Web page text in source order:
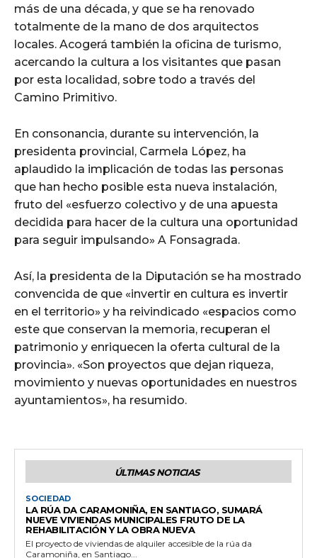
más de una década, y que se ha renovado
totalmente de la mano de dos arquitectos
locales. Acogerá también la oficina de turismo,
acercando la cultura a los visitantes que pasan
por esta localidad, sobre todo a través del
Camino Primitivo.
En consonancia, durante su intervención, la
presidenta provincial, Carmela López, ha
aplaudido la implicación de todas las personas
que han hecho posible esta nueva instalación,
fruto del «esfuerzo colectivo y de una apuesta
decidida para hacer de la cultura una oportunidad
para seguir impulsando» A Fonsagrada.
Así, la presidenta de la Diputación se ha mostrado
convencida de que «invertir en cultura es invertir
en el territorio» y ha reivindicado «espacios como
este que conservan la memoria, recuperan el
patrimonio y enriquecen la oferta cultural de la
provincia». «Son proyectos que dejan riqueza,
movimiento y nuevas oportunidades en nuestros
ayuntamientos», ha resumido.
ÚLTIMAS NOTICIAS
SOCIEDAD
LA RÚA DA CARAMONIÑA, EN SANTIAGO, SUMARÁ
NUEVE VIVIENDAS MUNICIPALES FRUTO DE LA
REHABILITACIÓN Y LA OBRA NUEVA
El proyecto de viviendas de alquiler accesible de la rúa da
Caramoniña, en Santiago...